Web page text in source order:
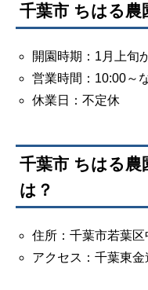
千葉市 ちはる農
開園時期：1月上旬
営業時間：10:00～
休業日：不定休
千葉市 ちはる農
は？
住所：千葉市若葉
アクセス：千葉東